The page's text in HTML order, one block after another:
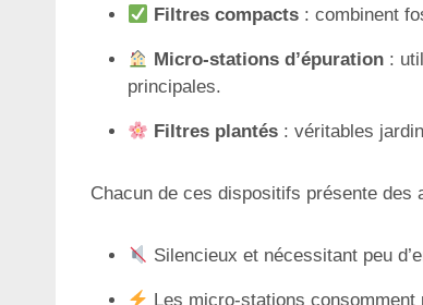
Filtres compacts : combinent
Micro-stations d’épuration :
principales.
Filtres plantés : véritables
Chacun de ces dispositifs présente des
Silencieux et nécessitant peu
Les micro-stations consomment